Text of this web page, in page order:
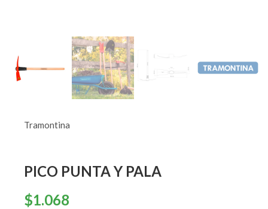
Tramontina
PICO PUNTA Y PALA
$1.068